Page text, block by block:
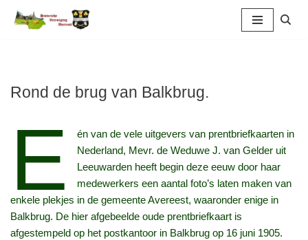
inhoud
Rond de brug van Balkbrug.
E
én van de vele uitgevers van prentbriefkaarten in
Nederland, Mevr. de Weduwe J. van Gelder uit
Leeuwarden heeft begin deze eeuw door haar
medewerkers een aantal foto’s laten maken van
enkele plekjes in de gemeente Avereest, waaronder enige in
Balkbrug. De hier afgebeelde oude prentbriefkaart is
afgestempeld op het postkantoor in Balkbrug op 16 juni 1905.